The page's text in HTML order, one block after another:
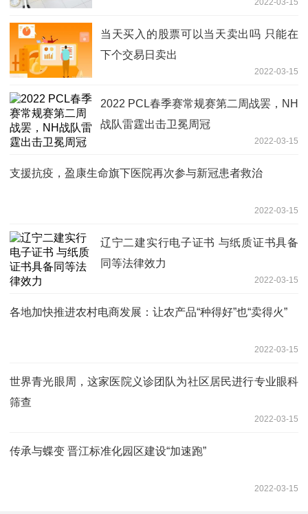
当天买入的股票可以当天卖出吗 只能在
下个交易日卖出
2022-03-15
2022 PCL春季赛常规赛第二周战罢，NH
战队雷霆出击卫冕周冠
2022-03-15
支援抗疫，盈康生命旗下医院再次参与新冠患者救治
2022-03-15
辽宁二建实行电子证书 与纸质证书具备
同等法律效力
2022-03-15
各地加快推进农村电商发展：让农产品“种得好”也“卖得火”
2022-03-15
世界青光眼周，这家医院义诊团队为社区居民进行专业眼科
筛查
2022-03-15
传承与蝶变 晋江标准化园区建设“加速跑”
2022-03-15